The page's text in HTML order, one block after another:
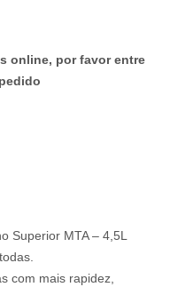
online, por favor entre
Superior MTA – 4,5L
com mais rapidez,